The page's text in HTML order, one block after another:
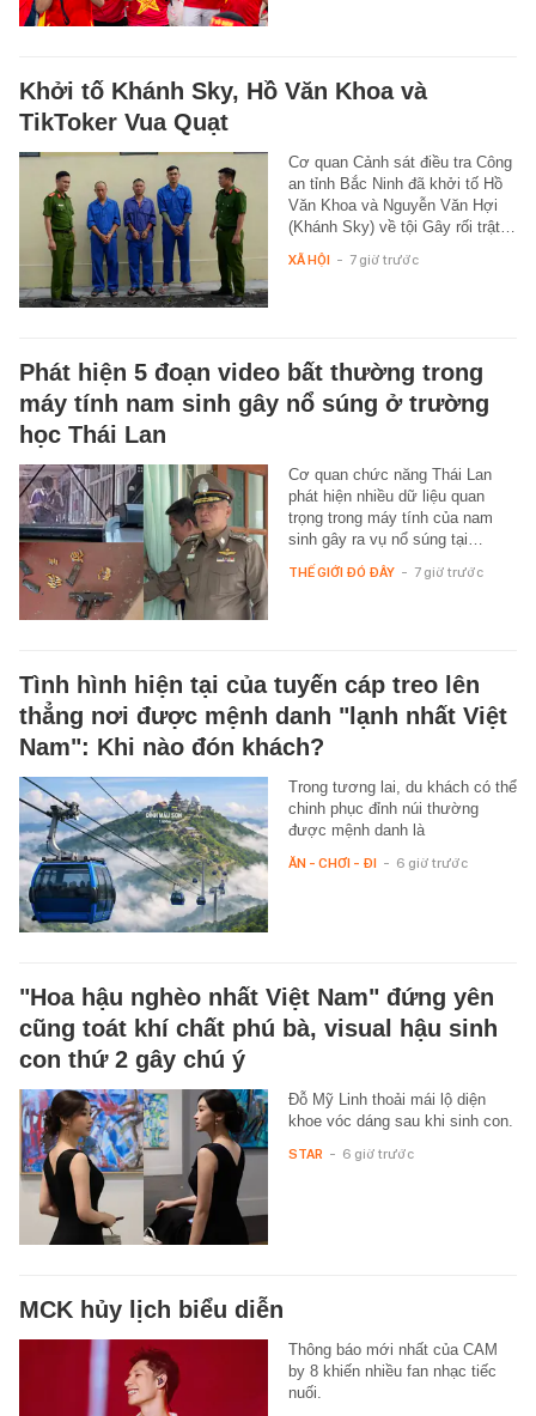
Khởi tố Khánh Sky, Hồ Văn Khoa và
TikToker Vua Quạt
Cơ quan Cảnh sát điều tra Công
an tỉnh Bắc Ninh đã khởi tố Hồ
Văn Khoa và Nguyễn Văn Hợi
(Khánh Sky) về tội Gây rối trật…
XÃ HỘI - 7 giờ trước
Phát hiện 5 đoạn video bất thường trong
máy tính nam sinh gây nổ súng ở trường
học Thái Lan
Cơ quan chức năng Thái Lan
phát hiện nhiều dữ liệu quan
trọng trong máy tính của nam
sinh gây ra vụ nổ súng tại…
THẾ GIỚI ĐÓ ĐÂY - 7 giờ trước
Tình hình hiện tại của tuyến cáp treo lên
thẳng nơi được mệnh danh "lạnh nhất Việt
Nam": Khi nào đón khách?
Trong tương lai, du khách có thể
chinh phục đỉnh núi thường
được mệnh danh là
ĂN - CHƠI - ĐI - 6 giờ trước
"Hoa hậu nghèo nhất Việt Nam" đứng yên
cũng toát khí chất phú bà, visual hậu sinh
con thứ 2 gây chú ý
Đỗ Mỹ Linh thoải mái lộ diện
khoe vóc dáng sau khi sinh con.
STAR - 6 giờ trước
MCK hủy lịch biểu diễn
Thông báo mới nhất của CAM
by 8 khiến nhiều fan nhạc tiếc
nuối.